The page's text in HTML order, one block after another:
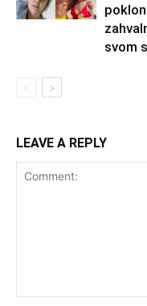
svom
LEAVE A REPLY